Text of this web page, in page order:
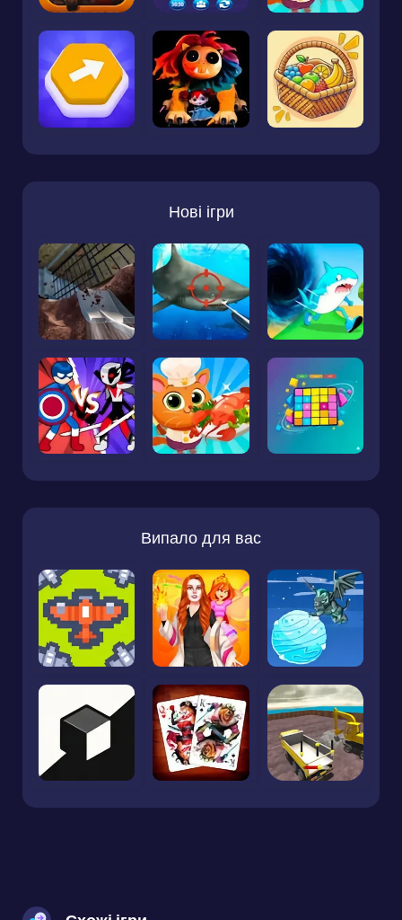
Нові ігри
Випало для вас